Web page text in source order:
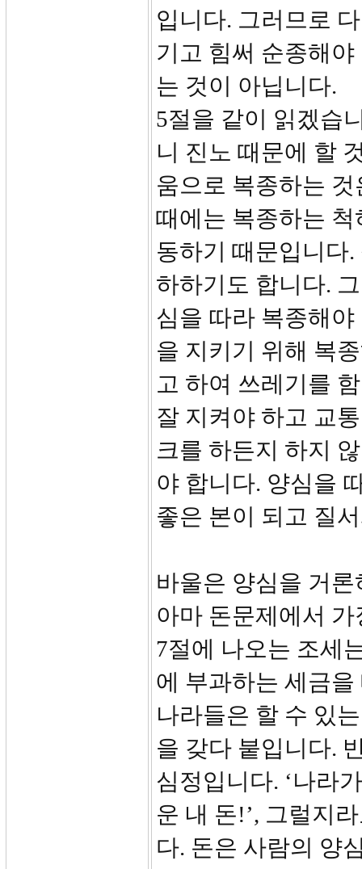
입니다. 그러므로
기고 힘써 순종해
는 것이 아닙니다.
5절을 같이 읽겠습
니 진노 때문에 할
움으로 복종하는
때에는 복종하는
동하기 때문입니다
하하기도 합니다.
심을 따라 복종해
을 지키기 위해 복
고 하여 쓰레기를
잘 지켜야 하고 교
크를 하든지 하지
야 합니다. 양심을
좋은 본이 되고 질
바울은 양심을 거
아마 돈문제에서
7절에 나오는 조세
에 부과하는 세금
나라들은 할 수 있
을 갖다 붙입니다.
심정입니다. ‘나라
운 내 돈!’, 그럴지
다. 돈은 사람의 양